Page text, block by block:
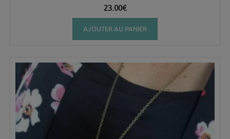
23.00€
AJOUTER AU PANIER